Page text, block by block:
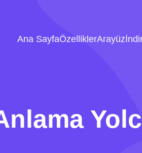
Ana SayfaÖzelliklerArayüz